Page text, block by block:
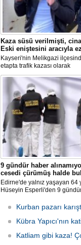
Kaza süsü verilmişti,
Eski eniştesini aracıyla
Kayseri'nin Melikgazi
etapta trafik kazası olarak
değerlendirilen ölüm
yürütülen soruşturma,
tamamen değiştirdi.
9 gündür haber
cesedi çürümüş halde
Edirne'de yalnız yaşayan 64
Hüseyin Esperli'den 9
koku üzerine Esperli'nin
kaybettiğini belirledi.
Kurban pazarı
Kübra Yapıcı'nın
Katliam gibi kaza!